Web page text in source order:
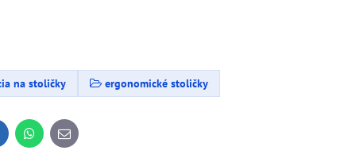
na stoličky ergonomické stoličky
WhatsApp
E-
mail